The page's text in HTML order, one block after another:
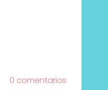
0 comentarios